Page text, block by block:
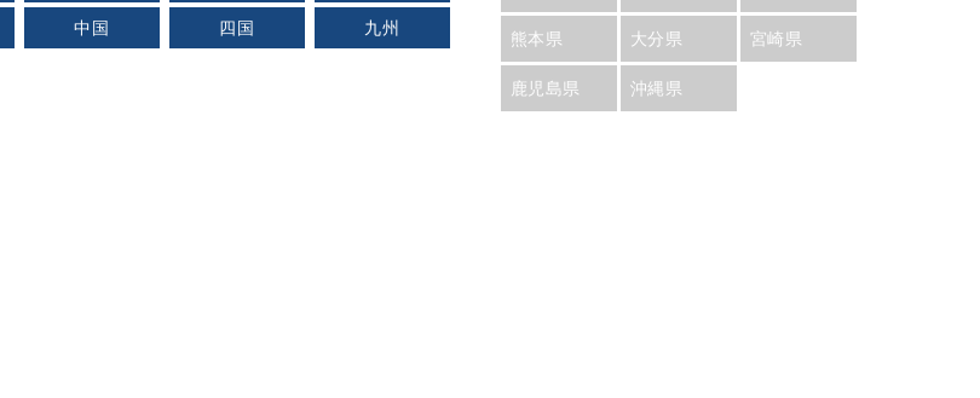
中国 四国 九州
熊本県 大分県 宮崎県
鹿児島県 沖縄県